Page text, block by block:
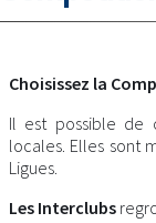
Choisissez la
Il est possible de
locales. Elles sont
Ligues.
Les Interclubs